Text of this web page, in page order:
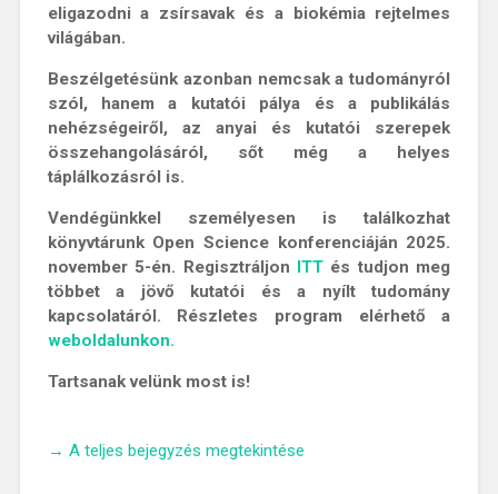
eligazodni a zsírsavak és a biokémia rejtelmes
világában.
Beszélgetésünk azonban nemcsak a tudományról
szól, hanem a kutatói pálya és a publikálás
nehézségeiről, az anyai és kutatói szerepek
összehangolásáról, sőt még a helyes
táplálkozásról is.
Vendégünkkel személyesen is találkozhat
könyvtárunk Open Science konferenciáján 2025.
november 5-én. Regisztráljon ITT és tudjon meg
többet a jövő kutatói és a nyílt tudomány
kapcsolatáról. Részletes program elérhető a
weboldalunkon.
Tartsanak velünk most is!
„Nőként
→ A teljes bejegyzés megtekintése